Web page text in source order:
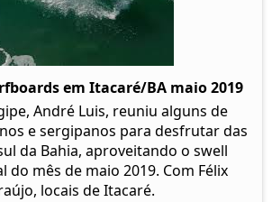
em Itacaré/BA maio 2019
André Luis, reuniu alguns de
e sergipanos para desfrutar das
da Bahia, aproveitando o swell
mês de maio 2019. Com Félix
locais de Itacaré.